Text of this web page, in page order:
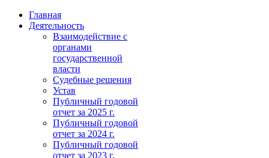
Главная
Деятельность
Взаимодействие с
органами
государственной
власти
Судебные решения
Устав
Публичный годовой
отчет за 2025 г.
Публичный годовой
отчет за 2024 г.
Публичный годовой
отчет за 2023 г.